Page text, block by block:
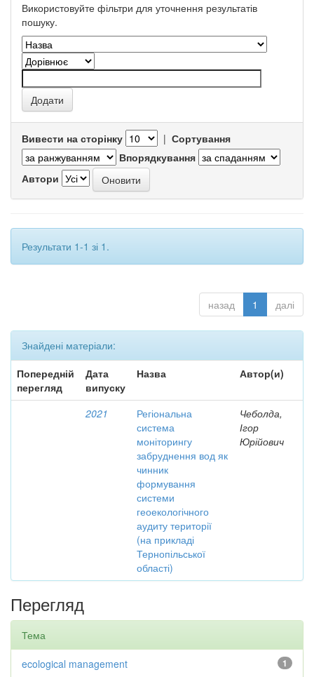
Використовуйте фільтри для уточнення результатів
пошуку.
Вивести на сторінку | Сортування
Впорядкування
Автори
Результати 1-1 зі 1.
назад 1 далі
Знайдені матеріали:
Попередній
перегляд
Дата
випуску
Назва Автор(и)
2021
Регіональна
система
моніторингу
забруднення вод як
чинник
формування
системи
геоекологічного
аудиту території
(на прикладі
Тернопільської
області)
Чеболда,
Ігор
Юрійович
Перегляд
Тема
1
ecological management